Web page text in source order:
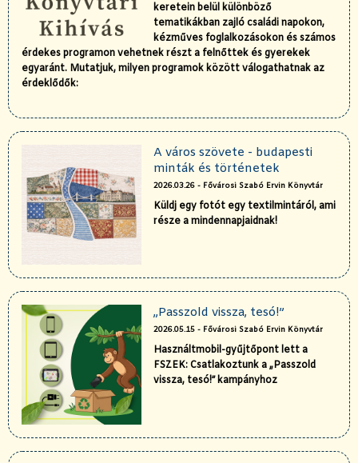
keretein belül különböző
tematikákban zajló családi napokon,
kézműves foglalkozásokon és számos
érdekes programon vehetnek részt a felnőttek és gyerekek
egyaránt. Mutatjuk, milyen programok között válogathatnak az
érdeklődők:
A város szövete - budapesti
minták és történetek
2026.03.26 - Fővárosi Szabó Ervin Könyvtár
Küldj egy fotót egy textilmintáról, ami
része a mindennapjaidnak!
„Passzold vissza, tesó!”
2026.05.15 - Fővárosi Szabó Ervin Könyvtár
Használtmobil-gyűjtőpont lett a
FSZEK: Csatlakoztunk a „Passzold
vissza, tesó!” kampányhoz